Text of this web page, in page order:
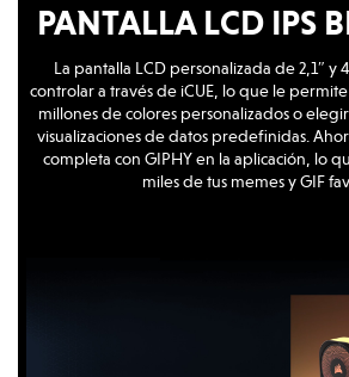
PANTALLA LCD IPS
La pantalla LCD personalizada de 2,1″ y
controlar a través de iCUE, lo que le
millones de colores personalizados o
visualizaciones de datos predefinidas.
completa con GIPHY en la aplicación, lo
miles de tus memes y GIF